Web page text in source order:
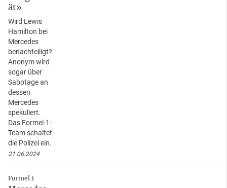
ät»
Wird Lewis
Hamilton bei
Mercedes
benachteiligt?
Anonym wird
sogar über
Sabotage an
dessen
Mercedes
spekuliert.
Das Formel-1-
Team schaltet
die Polizei ein.
21.06.2024
Formel 1